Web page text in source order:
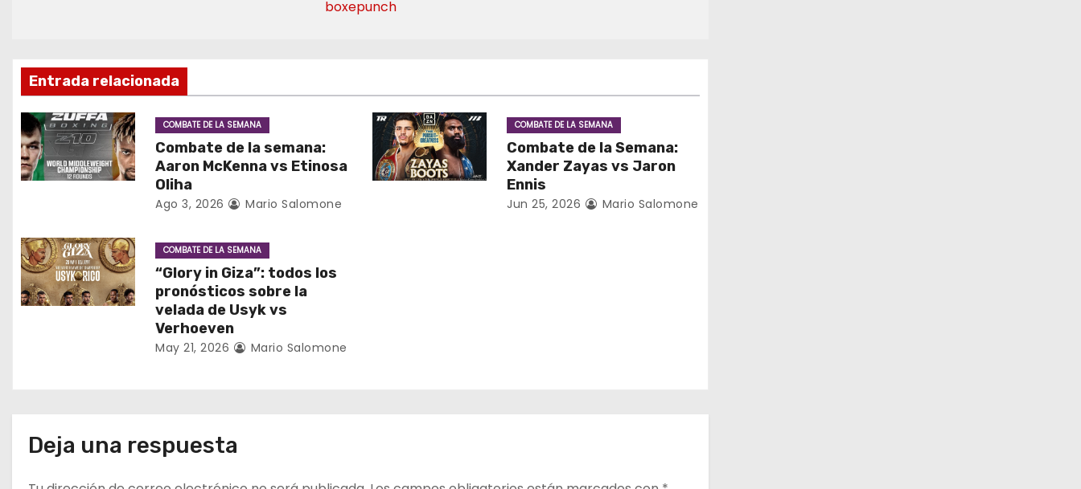
a
c
i
ó
d
e
e
a
d
boxepunch
Entrada relacionada
COMBATE DE LA SEMANA
Combate de la semana:
Aaron McKenna vs Etinosa
Oliha
Ago 3, 2026 Mario Salomone
COMBATE DE LA SEMANA
Combate de la Semana:
Xander Zayas vs Jaron
Ennis
Jun 25, 2026 Mario Salomone
COMBATE DE LA SEMANA
“Glory in Giza”: todos los
pronósticos sobre la
velada de Usyk vs
Verhoeven
May 21, 2026 Mario Salomone
Deja una respuesta